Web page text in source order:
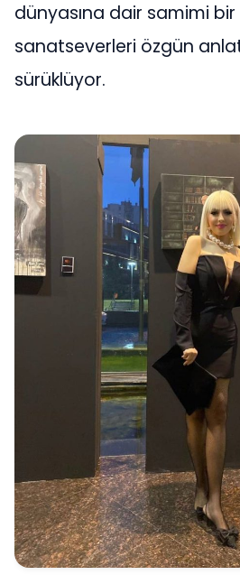
dünyasına dair samimi bir
sanatseverleri özgün
sürüklüyor.